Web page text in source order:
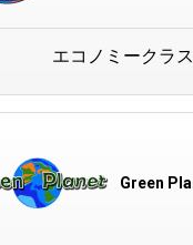
エコノミークラス
Green